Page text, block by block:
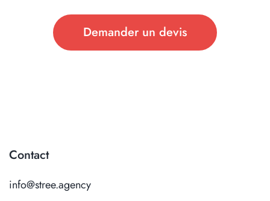
Demander un devis
Contact
info@stree.agency